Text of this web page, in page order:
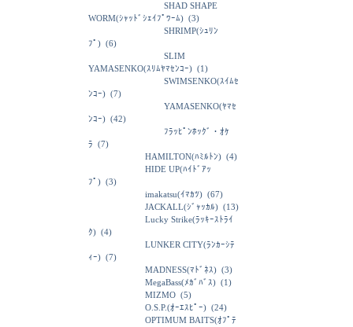
SHAD SHAPE
WORM(ｼｬｯﾄﾞｼｪｲﾌﾟﾜｰﾑ) (3)
SHRIMP(ｼｭﾘﾝ
ﾌﾟ) (6)
SLIM
YAMASENKO(ｽﾘﾑﾔﾏｾﾝｺｰ) (1)
SWIMSENKO(ｽｲﾑｾ
ﾝｺｰ) (7)
YAMASENKO(ﾔﾏｾ
ﾝｺｰ) (42)
ﾌﾗｯﾋﾟﾝﾎｯｸﾞ・ｵｹ
ﾗ (7)
HAMILTON(ﾊﾐﾙﾄﾝ) (4)
HIDE UP(ﾊｲﾄﾞｱｯ
ﾌﾟ) (3)
imakatsu(ｲﾏｶﾂ) (67)
JACKALL(ｼﾞｬｯｶﾙ) (13)
Lucky Strike(ﾗｯｷｰｽﾄﾗｲ
ｸ) (4)
LUNKER CITY(ﾗﾝｶｰｼﾃ
ｨｰ) (7)
MADNESS(ﾏﾄﾞﾈｽ) (3)
MegaBass(ﾒｶﾞﾊﾞｽ) (1)
MIZMO (5)
O.S.P.(ｵｰｴｽﾋﾟｰ) (24)
OPTIMUM BAITS(ｵﾌﾟﾃ